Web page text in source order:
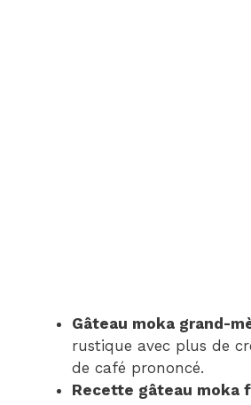
Gâteau moka grand-
rustique avec plus de
de café prononcé.
Recette gâteau moka